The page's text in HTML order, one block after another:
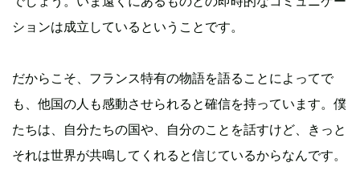
ションは成立しているということです。
だからこそ、フランス特有の物語を語ることによってで
も、他国の人も感動させられると確信を持っています。僕
たちは、自分たちの国や、自分のことを話すけど、きっと
それは世界が共鳴してくれると信じているからなんです。